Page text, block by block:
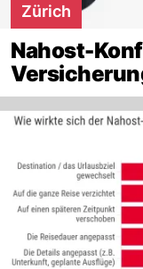
Zürich
Nahost-